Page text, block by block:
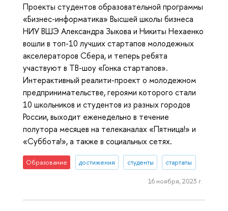
Проекты студентов образовательной программы
«Бизнес-информатика» Высшей школы бизнеса
НИУ ВШЭ Александра Зыкова и Никиты Нехаенко
вошли в топ-10 лучших стартапов молодежных
акселераторов Сбера, и теперь ребята
участвуют в ТВ-шоу «Гонка стартапов».
Интерактивный реалити-проект о молодежном
предпринимательстве, героями которого стали
10 школьников и студентов из разных городов
России, выходит еженедельно в течение
полутора месяцев на телеканалах «Пятница!» и
«Суббота!», а также в социальных сетях.
Образование достижения студенты стартапы
16 ноября, 2023 г.